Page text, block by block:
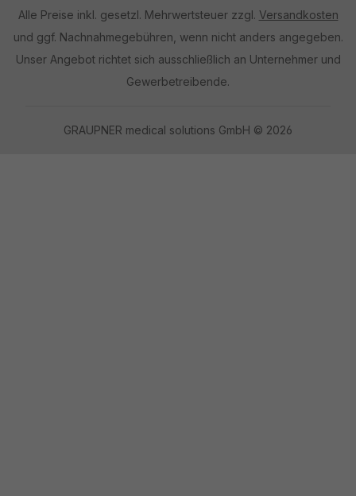
Alle Preise inkl. gesetzl. Mehrwertsteuer zzgl. Versandkosten
und ggf. Nachnahmegebühren, wenn nicht anders angegeben.
Unser Angebot richtet sich ausschließlich an Unternehmer und
Gewerbetreibende.
GRAUPNER medical solutions GmbH © 2026